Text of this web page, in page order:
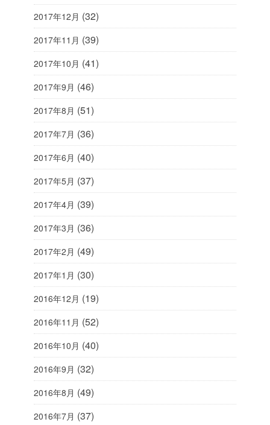
2017年12月 (32)
2017年11月 (39)
2017年10月 (41)
2017年9月 (46)
2017年8月 (51)
2017年7月 (36)
2017年6月 (40)
2017年5月 (37)
2017年4月 (39)
2017年3月 (36)
2017年2月 (49)
2017年1月 (30)
2016年12月 (19)
2016年11月 (52)
2016年10月 (40)
2016年9月 (32)
2016年8月 (49)
2016年7月 (37)